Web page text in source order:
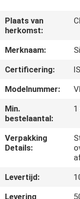
ONS
NIEUWS
VERZOEK
OM EEN
Plaats van
herkomst:
Merknaam:
Certificering:
Modelnummer:
Min.
bestelaantal:
Verpakking
Details:
Levertijd:
Levering